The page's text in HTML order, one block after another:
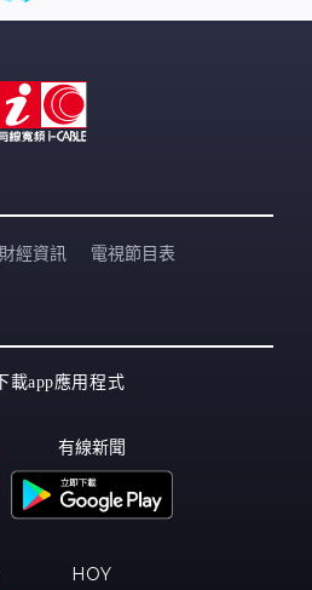
財經資訊 電視節目表
載app應用程式
有線新聞
HOY